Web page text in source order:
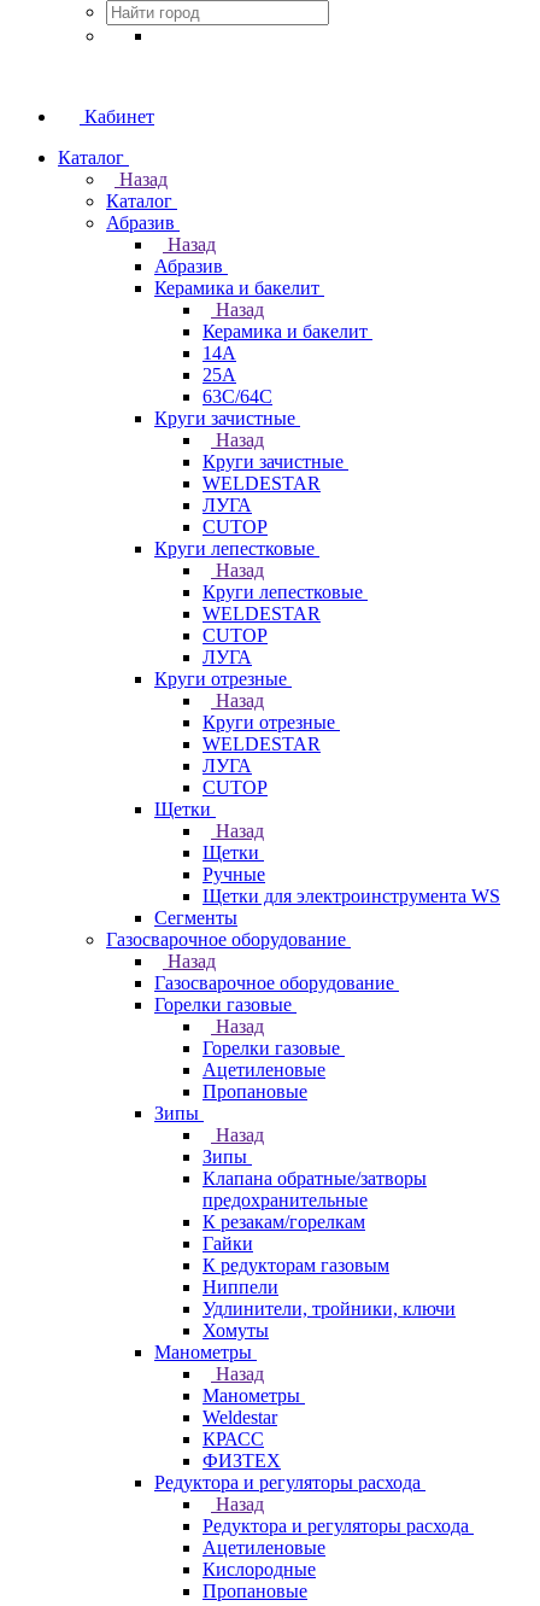
Кабинет
Каталог
Назад
Каталог
Абразив
Назад
Абразив
Керамика и бакелит
Назад
Керамика и бакелит
14А
25А
63С/64С
Круги зачистные
Назад
Круги зачистные
WELDESTAR
ЛУГА
CUTOP
Круги лепестковые
Назад
Круги лепестковые
WELDESTAR
CUTOP
ЛУГА
Круги отрезные
Назад
Круги отрезные
WELDESTAR
ЛУГА
CUTOP
Щетки
Назад
Щетки
Ручные
Щетки для электроинструмента WS
Сегменты
Газосварочное оборудование
Назад
Газосварочное оборудование
Горелки газовые
Назад
Горелки газовые
Ацетиленовые
Пропановые
Зипы
Назад
Зипы
Клапана обратные/затворы
предохранительные
К резакам/горелкам
Гайки
К редукторам газовым
Ниппели
Удлинители, тройники, ключи
Хомуты
Манометры
Назад
Манометры
Weldestar
КРАСС
ФИЗТЕХ
Редуктора и регуляторы расхода
Назад
Редуктора и регуляторы расхода
Ацетиленовые
Кислородные
Пропановые